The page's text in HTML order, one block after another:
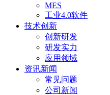
MES
工业4.0软件
技术创新
创新研发
研发实力
应用领域
资讯新闻
常见问题
公司新闻